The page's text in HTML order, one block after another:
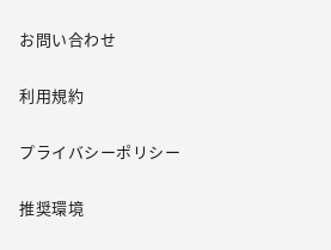
お問い合わせ
利用規約
プライバシーポリシー
推奨環境